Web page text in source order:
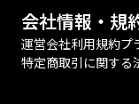
会社情報・規
運営会社利用規約プ
特定商取引に関する